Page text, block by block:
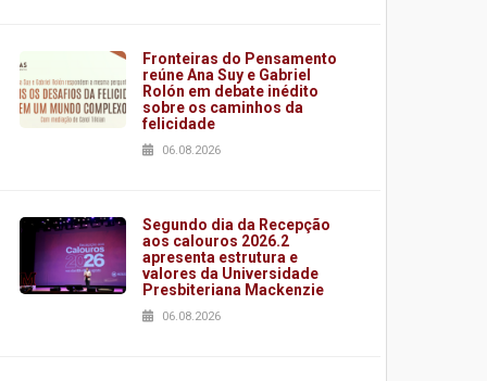
Fronteiras do Pensamento
reúne Ana Suy e Gabriel
Rolón em debate inédito
sobre os caminhos da
felicidade
06.08.2026
Segundo dia da Recepção
aos calouros 2026.2
apresenta estrutura e
valores da Universidade
Presbiteriana Mackenzie
06.08.2026